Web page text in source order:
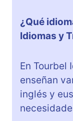
¿Qué
Idiomas y
En Tourbel
enseñan
inglés y